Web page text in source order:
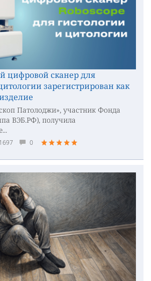
цифровой сканер для
зарегистрирован как
Патолоджи», участник Фонда
ВЭБ.РФ), получила
1697 0